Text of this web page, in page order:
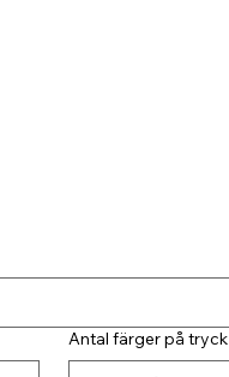
Antal färger på tryck